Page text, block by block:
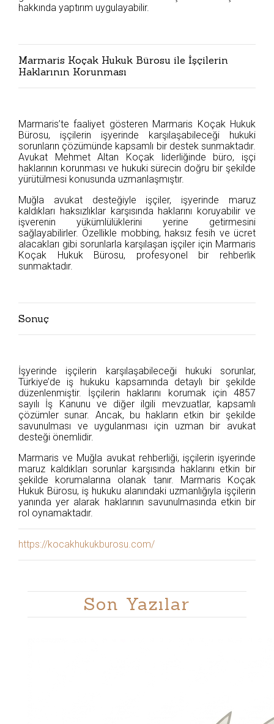
hakkında yaptırım uygulayabilir.
Marmaris Koçak Hukuk Bürosu ile İşçilerin
Haklarının Korunması
Marmaris’te faaliyet gösteren Marmaris Koçak Hukuk
Bürosu, işçilerin işyerinde karşılaşabileceği hukuki
sorunların çözümünde kapsamlı bir destek sunmaktadır.
Avukat Mehmet Altan Koçak liderliğinde büro, işçi
haklarının korunması ve hukuki sürecin doğru bir şekilde
yürütülmesi konusunda uzmanlaşmıştır.
Muğla avukat desteğiyle işçiler, işyerinde maruz
kaldıkları haksızlıklar karşısında haklarını koruyabilir ve
işverenin yükümlülüklerini yerine getirmesini
sağlayabilirler. Özellikle mobbing, haksız fesih ve ücret
alacakları gibi sorunlarla karşılaşan işçiler için Marmaris
Koçak Hukuk Bürosu, profesyonel bir rehberlik
sunmaktadır.
Sonuç
İşyerinde işçilerin karşılaşabileceği hukuki sorunlar,
Türkiye’de iş hukuku kapsamında detaylı bir şekilde
düzenlenmiştir. İşçilerin haklarını korumak için 4857
sayılı İş Kanunu ve diğer ilgili mevzuatlar, kapsamlı
çözümler sunar. Ancak, bu hakların etkin bir şekilde
savunulması ve uygulanması için uzman bir avukat
desteği önemlidir.
Marmaris ve Muğla avukat rehberliği, işçilerin işyerinde
maruz kaldıkları sorunlar karşısında haklarını etkin bir
şekilde korumalarına olanak tanır. Marmaris Koçak
Hukuk Bürosu, iş hukuku alanındaki uzmanlığıyla işçilerin
yanında yer alarak haklarının savunulmasında etkin bir
rol oynamaktadır.
https://kocakhukukburosu.com/
Son Yazılar